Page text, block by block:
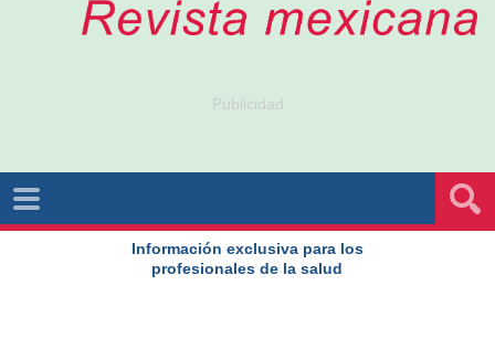
Publicidad
Información exclusiva para los
profesionales de la salud